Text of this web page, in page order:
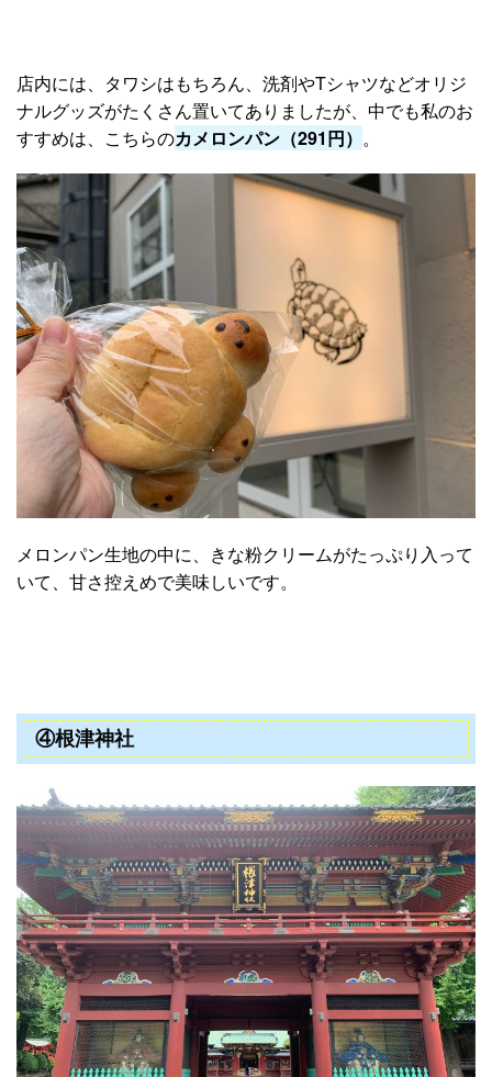
店内には、タワシはもちろん、洗剤やTシャツなどオリジ
ナルグッズがたくさん置いてありましたが、中でも私のお
すすめは、こちらのカメロンパン（291円） 。
メロンパン生地の中に、きな粉クリームがたっぷり入って
いて、甘さ控えめで美味しいです。
④根津神社